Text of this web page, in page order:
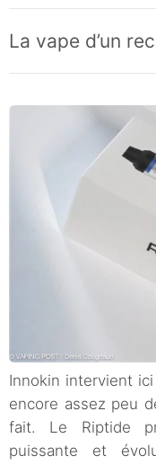
La vape d’un
Innokin intervient
encore assez peu
fait. Le Riptide
puissante et